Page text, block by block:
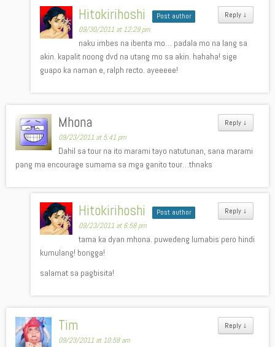
Reply ↓
Hitokirihoshi Post author
09/30/2011 at 12:29 pm
naku imbes na ibenta mo… padala mo na lang sa
akin. kapalit noong dvd na utang mo sa akin. hahaha! sige
guapo ka naman e, ralph recto. ayeeeee!
Reply ↓
Mhona
09/23/2011 at 5:41 pm
Dahil sa tour na ito marami tayo natutunan, sana marami
pang ma encourage sumama sa mga ganito tour…thnaks
Reply ↓
Hitokirihoshi Post author
09/23/2011 at 6:58 pm
tama ka dyan mhona. puwedeng lumabis pero hindi
kumulang! bongga!
salamat sa pagbisita!
Reply ↓
Tim
09/23/2011 at 10:58 am